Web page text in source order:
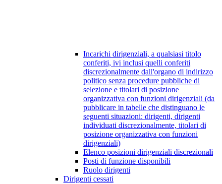
Incarichi dirigenziali, a qualsiasi titolo
conferiti, ivi inclusi quelli conferiti
discrezionalmente dall'organo di indirizzo
politico senza procedure pubbliche di
selezione e titolari di posizione
organizzativa con funzioni dirigenziali (da
pubblicare in tabelle che distinguano le
seguenti situazioni: dirigenti, dirigenti
individuati discrezionalmente, titolari di
posizione organizzativa con funzioni
dirigenziali)
Elenco posizioni dirigenziali discrezionali
Posti di funzione disponibili
Ruolo dirigenti
Dirigenti cessati